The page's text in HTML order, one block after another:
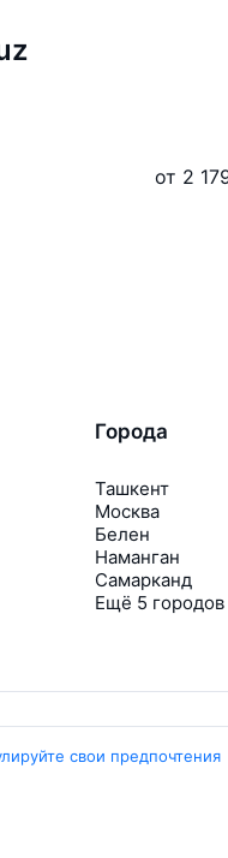
от 2
Города
Ташкент
Москва
Белен
Наманган
Самарканд
Ещё 5 городов
свои предпочтения